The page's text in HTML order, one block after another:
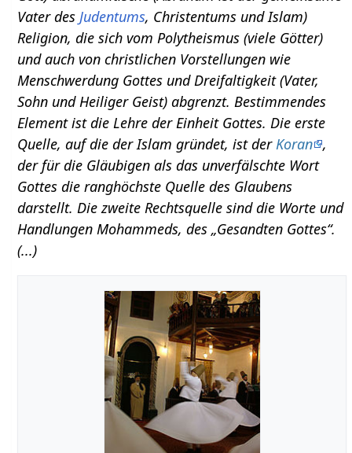
Vater desJudentums, Christentums und Islam)
Religion, die sich vom Polytheismus (viele Götter)
und auch von christlichen Vorstellungen wie
Menschwerdung Gottes und Dreifaltigkeit (Vater,
Sohn und Heiliger Geist) abgrenzt. Bestimmendes
Element ist die Lehre der Einheit Gottes. Die erste
Quelle, auf die der Islam gründet, ist derKoran ,
der für die Gläubigen als das unverfälschte Wort
Gottes die ranghöchste Quelle des Glaubens
darstellt. Die zweite Rechtsquelle sind die Worte und
Handlungen Mohammeds, des „Gesandten Gottes“.
(...)